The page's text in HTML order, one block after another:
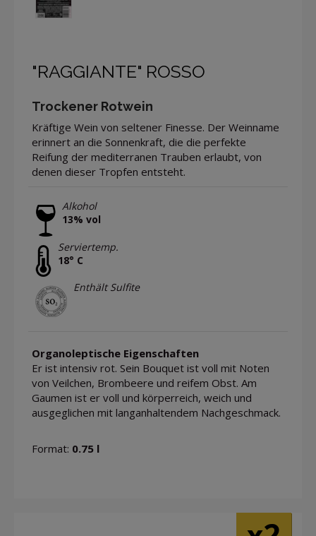
"RAGGIANTE" ROSSO
Trockener Rotwein
Kräftige Wein von seltener Finesse. Der Weinname
erinnert an die Sonnenkraft, die die perfekte
Reifung der mediterranen Trauben erlaubt, von
denen dieser Tropfen entsteht.
Alkohol
13% vol
Serviertemp.
18° C
Enthält Sulfite
Organoleptische Eigenschaften
Er ist intensiv rot. Sein Bouquet ist voll mit Noten
von Veilchen, Brombeere und reifem Obst. Am
Gaumen ist er voll und körperreich, weich und
ausgeglichen mit langanhaltendem Nachgeschmack.
Format: 0.75 l